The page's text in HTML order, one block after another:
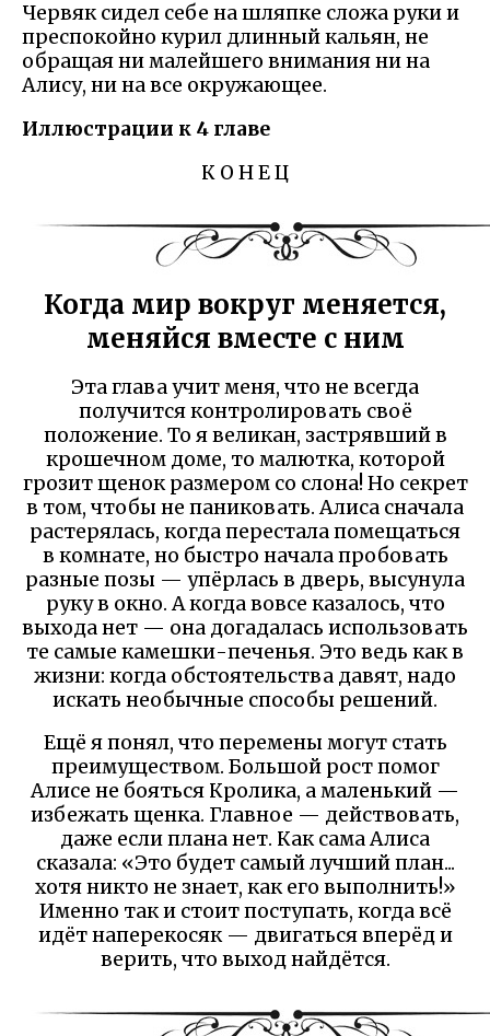
Червяк сидел себе на шляпке сложа руки и
преспокойно курил длинный кальян, не
обращая ни малейшего внимания ни на
Алису, ни на все окружающее.
Иллюстрации к 4 главе
К О Н Е Ц
Когда мир вокруг меняется,
меняйся вместе с ним
Эта глава учит меня, что не всегда
получится контролировать своё
положение. То я великан, застрявший в
крошечном доме, то малютка, которой
грозит щенок размером со слона! Но секрет
в том, чтобы не паниковать. Алиса сначала
растерялась, когда перестала помещаться
в комнате, но быстро начала пробовать
разные позы — упёрлась в дверь, высунула
руку в окно. А когда вовсе казалось, что
выхода нет — она догадалась использовать
те самые камешки-печенья. Это ведь как в
жизни: когда обстоятельства давят, надо
искать необычные способы решений.
Ещё я понял, что перемены могут стать
преимуществом. Большой рост помог
Алисе не бояться Кролика, а маленький —
избежать щенка. Главное — действовать,
даже если плана нет. Как сама Алиса
сказала: «Это будет самый лучший план...
хотя никто не знает, как его выполнить!»
Именно так и стоит поступать, когда всё
идёт наперекосяк — двигаться вперёд и
верить, что выход найдётся.